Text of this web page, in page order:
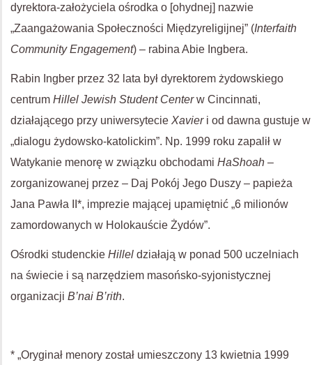
dyrektora-założyciela ośrodka o [ohydnej] nazwie
„Zaangażowania Społeczności Międzyreligijnej” (Interfaith
Community Engagement) – rabina Abie Ingbera.
Rabin Ingber przez 32 lata był dyrektorem żydowskiego
centrum Hillel Jewish Student Centerw Cincinnati,
działającego przy uniwersytecie Xavieri od dawna gustuje w
„dialogu żydowsko-katolickim”. Np. 1999 roku zapalił w
Watykanie menorę w związku obchodami HaShoah –
zorganizowanej przez – Daj Pokój Jego Duszy – papieża
Jana Pawła II*, imprezie mającej upamiętnić „6 milionów
zamordowanych w Holokauście Żydów”.
Ośrodki studenckie Hillel działają w ponad 500 uczelniach
na świecie i są narzędziem masońsko-syjonistycznej
organizacji B’nai B’rith.
* „Oryginał menory został umieszczony 13 kwietnia 1999